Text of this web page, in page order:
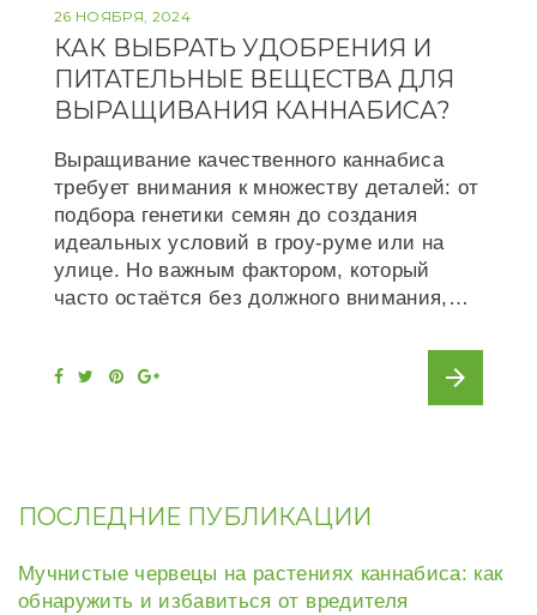
26 НОЯБРЯ, 2024
КАК ВЫБРАТЬ УДОБРЕНИЯ И
ПИТАТЕЛЬНЫЕ ВЕЩЕСТВА ДЛЯ
ВЫРАЩИВАНИЯ КАННАБИСА?
Выращивание качественного каннабиса
требует внимания к множеству деталей: от
подбора генетики семян до создания
идеальных условий в гроу-руме или на
улице. Но важным фактором, который
часто остаётся без должного внимания,…
F
P
t
G
arrow_forward
ПОСЛЕДНИЕ ПУБЛИКАЦИИ
Мучнистые червецы на растениях каннабиса: как
обнаружить и избавиться от вредителя